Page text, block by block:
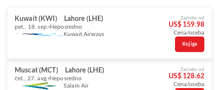
Kuwait (KWI) Lahore (LHE)
pet., 18. sep. Neposredno
Kuwait Airways
Začnite od
US$ 159.98
Cena/oseba
Knjiga
Muscat (MCT) Lahore (LHE)
čet., 27. avg. Neposredno
Salam Air
Začnite od
US$ 128.62
Cena/oseba